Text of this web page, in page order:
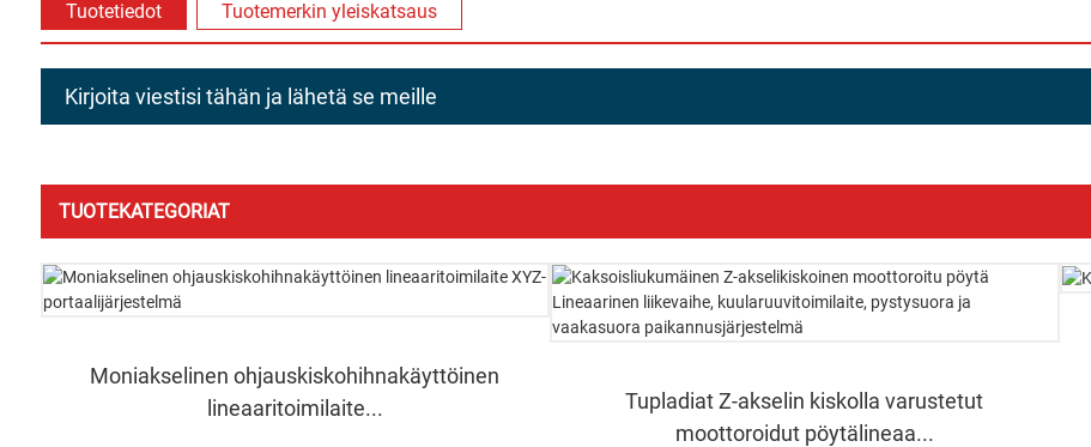
Tuotetiedot Tuotemerkin yleiskatsaus
Kirjoita viestisi tähän ja lähetä se meille
TUOTEKATEGORIAT
Moniakselinen ohjauskiskohihnakäyttöinen
lineaaritoimilaite...
Tupladiat Z-akselin kiskolla varustetut
moottoroidut pöytälineaa...